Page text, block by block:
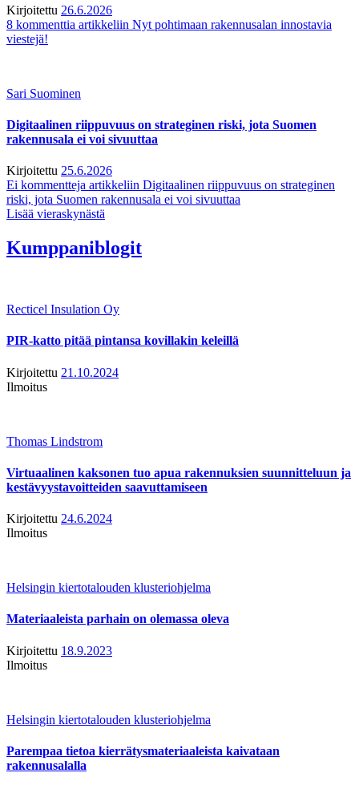
Kirjoitettu 26.6.2026
8 kommenttia artikkeliin Nyt pohtimaan rakennusalan innostavia
viestejä!
Sari Suominen
Digitaalinen riippuvuus on strateginen riski, jota Suomen
rakennusala ei voi sivuuttaa
Kirjoitettu 25.6.2026
Ei kommentteja artikkeliin Digitaalinen riippuvuus on strateginen
riski, jota Suomen rakennusala ei voi sivuuttaa
Lisää vieraskynästä
Kumppaniblogit
Recticel Insulation Oy
PIR-katto pitää pintansa kovillakin keleillä
Kirjoitettu 21.10.2024
Ilmoitus
Thomas Lindstrom
Virtuaalinen kaksonen tuo apua rakennuksien suunnitteluun ja
kestävyystavoitteiden saavuttamiseen
Kirjoitettu 24.6.2024
Ilmoitus
Helsingin kiertotalouden klusteriohjelma
Materiaaleista parhain on olemassa oleva
Kirjoitettu 18.9.2023
Ilmoitus
Helsingin kiertotalouden klusteriohjelma
Parempaa tietoa kierrätysmateriaaleista kaivataan
rakennusalalla